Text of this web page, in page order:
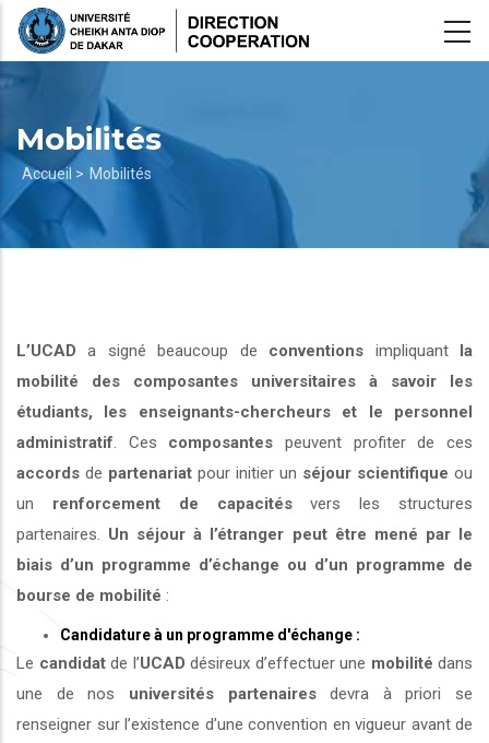
Aller
Mobilités
Fil
d'Ariane
Accueil > Mobilités
L’UCAD a signé beaucoup de conventions impliquant la
mobilité des composantes universitaires à savoir les
étudiants, les enseignants-chercheurs et le personnel
administratif . Ces composantes peuvent profiter de ces
accords de partenariat pour initier un séjour scientifique ou
un renforcement de capacitésvers les structures
partenaires. Un séjour à l’étranger peut être mené par le
biais d’un programme d’échange ou d’un programme de
bourse de mobilité :
Candidature à un programme d'échange :
Le candidatde l’UCAD désireux d’effectuer une mobilité dans
une de nos universités partenairesdevra à priori se
renseigner sur l’existence d’une convention en vigueur avant de